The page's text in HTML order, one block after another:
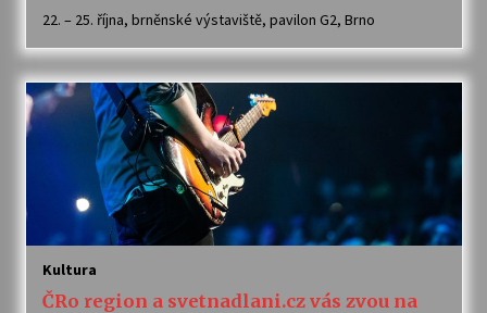
22. – 25. října, brněnské výstaviště, pavilon G2, Brno
Kultura
ČRo region a svetnadlani.cz vás zvou na